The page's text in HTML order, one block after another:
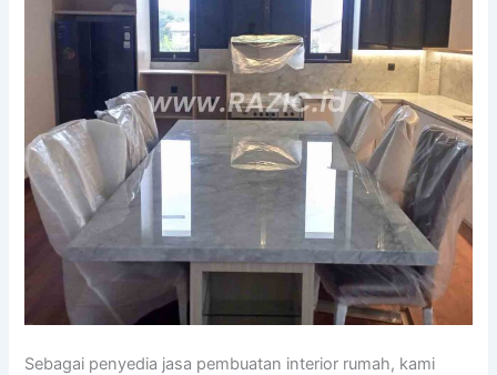
Sebagai penyedia jasa pembuatan interior rumah, kami